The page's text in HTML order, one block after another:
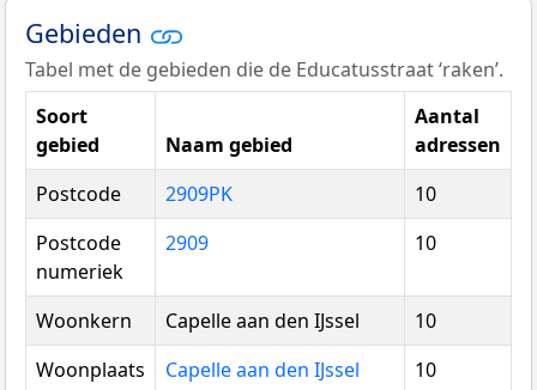
Gebieden
Tabel met de gebieden die de Educatusstraat ‘raken’.
Soort
gebied
Naam gebied
Aantal
adressen
Postcode
2909PK
10
Postcode
numeriek
2909 10
Woonkern Capelle aan den IJssel
10
Woonplaats
Capelle aan den IJssel
10